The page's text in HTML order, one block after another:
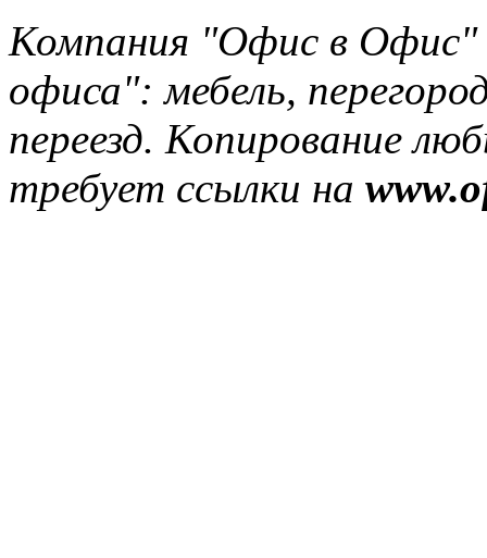
Компания "Офис в Офис"
офиса": мебель,
переезд. Копирование
требует ссылки на